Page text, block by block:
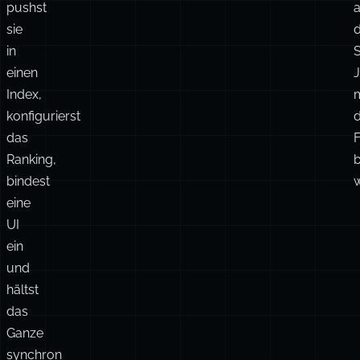
pushst
sie
in
einen
Index,
konfigurierst
das
Ranking,
bindest
eine
UI
ein
und
hältst
das
Ganze
synchron